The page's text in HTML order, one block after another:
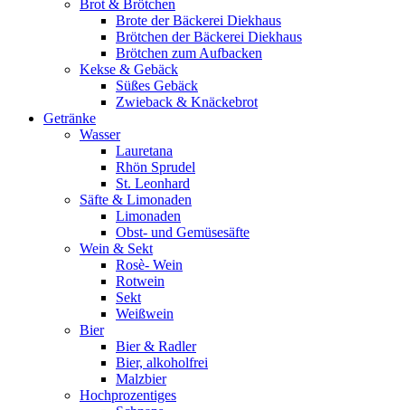
Brot & Brötchen
Brote der Bäckerei Diekhaus
Brötchen der Bäckerei Diekhaus
Brötchen zum Aufbacken
Kekse & Gebäck
Süßes Gebäck
Zwieback & Knäckebrot
Getränke
Wasser
Lauretana
Rhön Sprudel
St. Leonhard
Säfte & Limonaden
Limonaden
Obst- und Gemüsesäfte
Wein & Sekt
Rosè- Wein
Rotwein
Sekt
Weißwein
Bier
Bier & Radler
Bier, alkoholfrei
Malzbier
Hochprozentiges